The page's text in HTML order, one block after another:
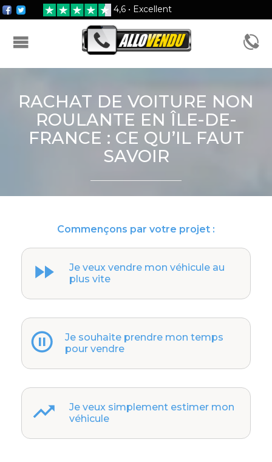
4,6 • Excellent
RACHAT DE VOITURE NON
ROULANTE EN ÎLE-DE-
FRANCE : CE QU’IL FAUT
SAVOIR
Commençons par votre projet :
Je veux vendre mon véhicule au
plus vite
Je souhaite prendre mon temps
pour vendre
Je veux simplement estimer mon
véhicule